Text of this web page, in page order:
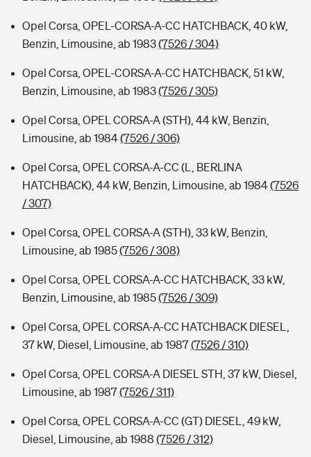
Opel Corsa, OPEL-CORSA-A-CC HATCHBACK, 40 kW,
Benzin, Limousine, ab 1983(7526 / 304)
Opel Corsa, OPEL-CORSA-A-CC HATCHBACK, 51 kW,
Benzin, Limousine, ab 1983(7526 / 305)
Opel Corsa, OPEL CORSA-A (STH), 44 kW, Benzin,
Limousine, ab 1984(7526 / 306)
Opel Corsa, OPEL CORSA-A-CC (L, BERLINA
HATCHBACK), 44 kW, Benzin, Limousine, ab 1984(7526
/ 307)
Opel Corsa, OPEL CORSA-A (STH), 33 kW, Benzin,
Limousine, ab 1985(7526 / 308)
Opel Corsa, OPEL CORSA-A-CC HATCHBACK, 33 kW,
Benzin, Limousine, ab 1985(7526 / 309)
Opel Corsa, OPEL CORSA-A-CC HATCHBACK DIESEL,
37 kW, Diesel, Limousine, ab 1987(7526 / 310)
Opel Corsa, OPEL CORSA-A DIESEL STH, 37 kW, Diesel,
Limousine, ab 1987(7526 / 311)
Opel Corsa, OPEL CORSA-A-CC (GT) DIESEL, 49 kW,
Diesel, Limousine, ab 1988 (7526 / 312)